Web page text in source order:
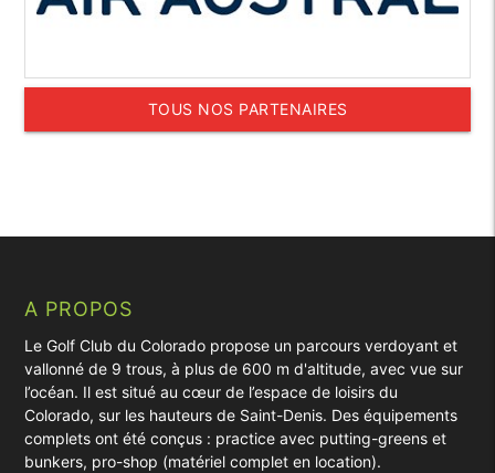
TOUS NOS PARTENAIRES
A PROPOS
Le Golf Club du Colorado propose un parcours verdoyant et
vallonné de 9 trous, à plus de 600 m d'altitude, avec vue sur
l’océan. Il est situé au cœur de l’espace de loisirs du
Colorado, sur les hauteurs de Saint-Denis. Des équipements
complets ont été conçus : practice avec putting-greens et
bunkers, pro-shop (matériel complet en location).